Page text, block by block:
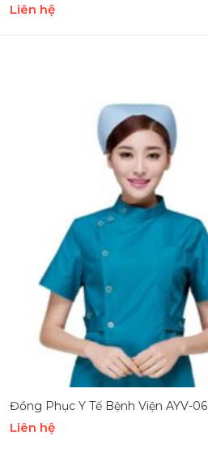
Liên hệ
Đồng Phục Y Tế Bệnh Viện AYV-06
Liên hệ